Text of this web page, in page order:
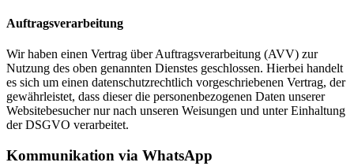
Auftragsverarbeitung
Wir haben einen Vertrag über Auftragsverarbeitung (AVV) zur
Nutzung des oben genannten Dienstes geschlossen. Hierbei handelt
es sich um einen datenschutzrechtlich vorgeschriebenen Vertrag, der
gewährleistet, dass dieser die personenbezogenen Daten unserer
Websitebesucher nur nach unseren Weisungen und unter Einhaltung
der DSGVO verarbeitet.
Kommunikation via WhatsApp